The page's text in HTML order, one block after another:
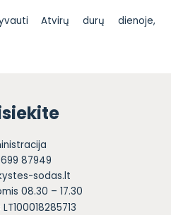
Atvirų durų dienoje,
87949
sodas.lt
08.30 – 17.30